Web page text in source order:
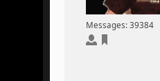
Messages: 39384